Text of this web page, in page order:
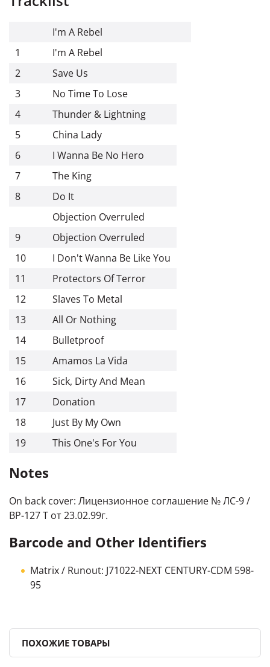
I'm A Rebel
1
I'm A Rebel
2
Save Us
3
No Time To Lose
4
Thunder & Lightning
5
China Lady
6
I Wanna Be No Hero
7
The King
8
Do It
Objection Overruled
9
Objection Overruled
10
I Don't Wanna Be Like You
11
Protectors Of Terror
12
Slaves To Metal
13
All Or Nothing
14
Bulletproof
15
Amamos La Vida
16
Sick, Dirty And Mean
17
Donation
18
Just By My Own
19
This One's For You
Notes
On back cover: Лицензионное соглашение № ЛС-9 /
ВР-127 Т от 23.02.99г.
Barcode and Other Identifiers
Matrix / Runout: J71022-NEXT CENTURY-CDM 598-
95
ПОХОЖИЕ ТОВАРЫ